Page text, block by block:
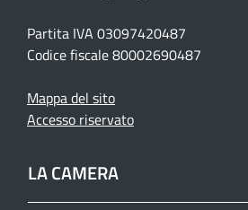
Partita IVA 03097420487
Codice fiscale 80002690487
Mappa del sito
Accesso riservato
LA CAMERA